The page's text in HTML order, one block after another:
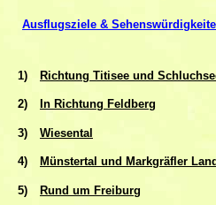
Ausflugsziele &
1) Richtung Titisee und
2) In Richtung Feldberg
3) Wiesental
4) Münstertal und Markgräfler
5) Rund um Freiburg